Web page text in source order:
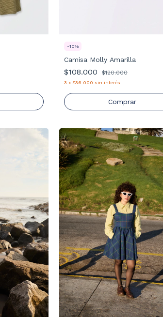
-10%
Camisa Molly Amarilla
$108.000 $120.000
3 x $36.000 sin interés
Comprar